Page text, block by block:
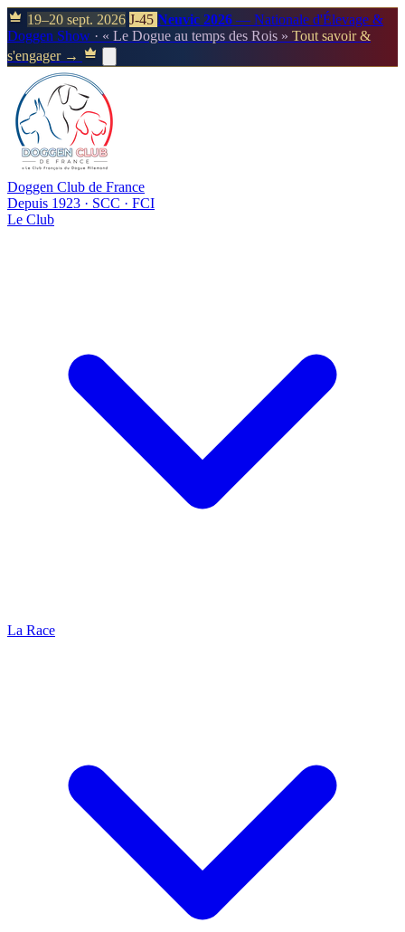
19–20 sept. 2026 J-45 Neuvic 2026 — Nationale d'Élevage &
Doggen Show · « Le Dogue au temps des Rois » Tout savoir &
s'engager →
Doggen Club de France
Depuis 1923 · SCC · FCI
Le Club
La Race